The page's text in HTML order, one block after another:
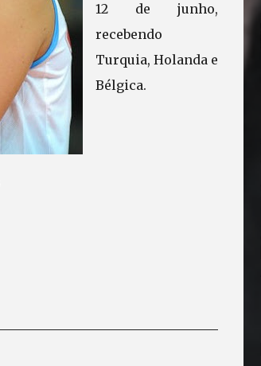
12 de junho,
recebendo
Turquia, Holanda e
Bélgica.